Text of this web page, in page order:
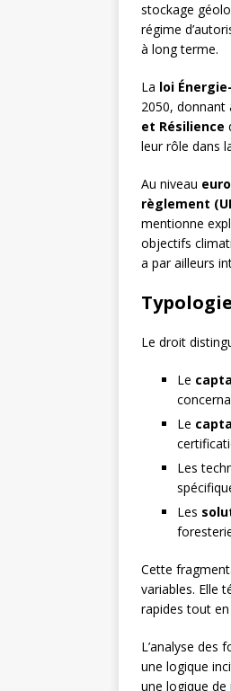
stockage
régime
à long terme.
La loi
2050, donnant
et Résilience
leur rôle dans
Au niveau
règlement
mentionne
objectifs
a par ailleurs
Le droit
Le
Le
Les
Les
Cette
variables. Elle
rapides tout
L’analyse des
une logique
une logique